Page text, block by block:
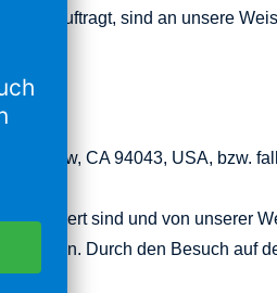
beauftragt, sind an unsere
View, CA 94043, USA, bzw.
sind und von unserer
haben. Durch den Besuch auf